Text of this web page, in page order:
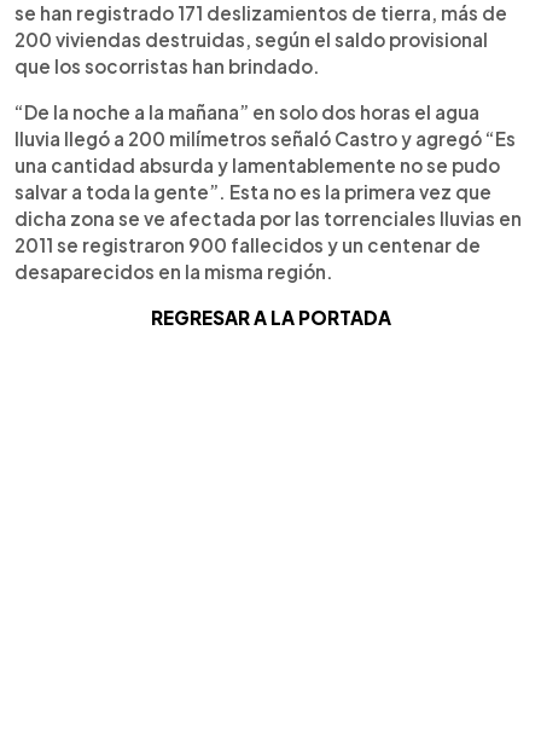
se han registrado 171 deslizamientos de tierra, más de
200 viviendas destruidas, según el saldo provisional
que los socorristas han brindado.
“De la noche a la mañana” en solo dos horas el agua
lluvia llegó a 200 milímetros señaló Castro y agregó “Es
una cantidad absurda y lamentablemente no se pudo
salvar a toda la gente”. Esta no es la primera vez que
dicha zona se ve afectada por las torrenciales lluvias en
2011 se registraron 900 fallecidos y un centenar de
desaparecidos en la misma región.
REGRESAR A LA PORTADA